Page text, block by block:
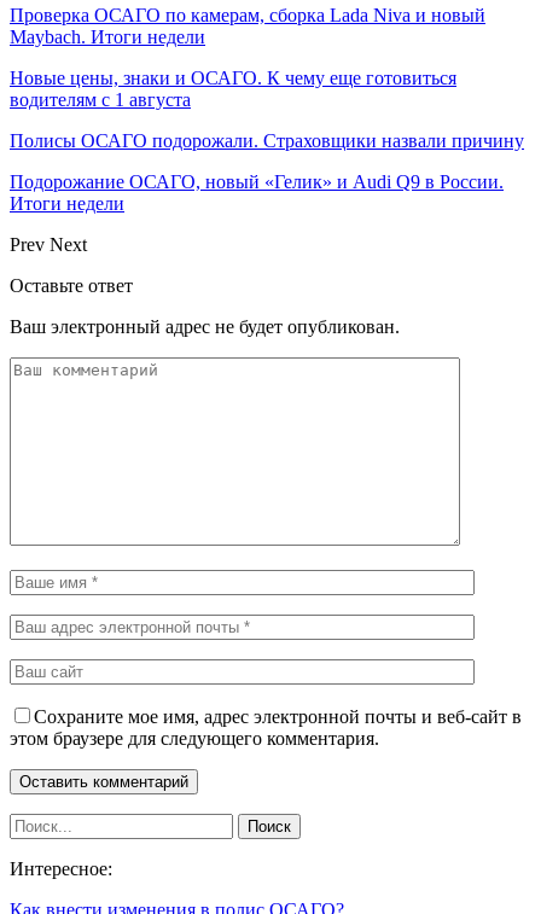
Проверка ОСАГО по камерам, сборка Lada Niva и новый
Maybach. Итоги недели
Новые цены, знаки и ОСАГО. К чему еще готовиться
водителям с 1 августа
Полисы ОСАГО подорожали. Страховщики назвали причину
Подорожание ОСАГО, новый «Гелик» и Audi Q9 в России.
Итоги недели
Prev Next
Оставьте ответ
Ваш электронный адрес не будет опубликован.
Сохраните мое имя, адрес электронной почты и веб-сайт в
этом браузере для следующего комментария.
Интересное:
Как внести изменения в полис ОСАГО?